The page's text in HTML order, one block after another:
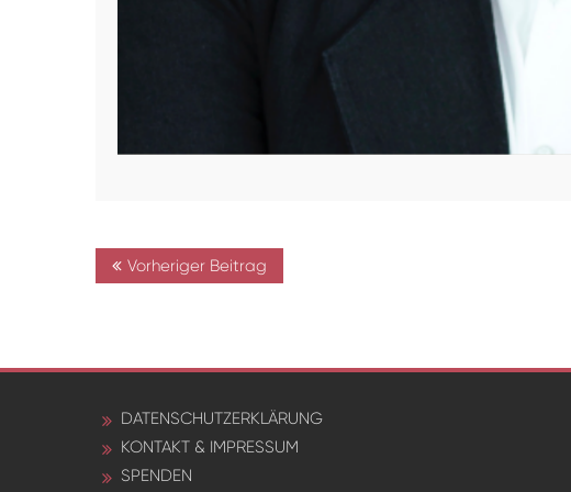
Navigation
Vorheriger Beitrag
DATENSCHUTZERKLÄRUNG
KONTAKT & IMPRESSUM
SPENDEN